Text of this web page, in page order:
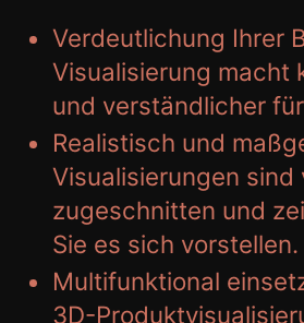
Verdeutlichung Ihrer
Visualisierung macht
und verständlicher
Realistisch und
Visualisierungen
zugeschnitten und
Sie es sich vorstellen.
Multifunktional
3D-